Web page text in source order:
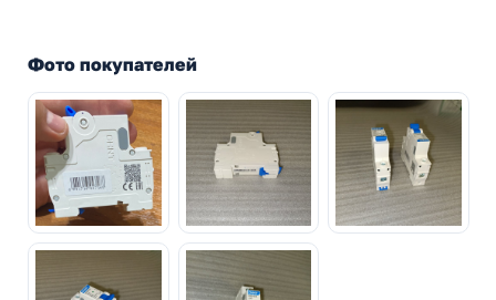
Фото покупателей